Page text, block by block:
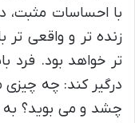
با احساسات
زنده تر و واقعی تر
تر خواهد بود. فرد
درگیر کند: چه
چشد و می بوید؟ به